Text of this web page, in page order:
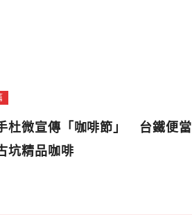
杜微宣傳「咖啡節」 台鐵便當
坑精品咖啡